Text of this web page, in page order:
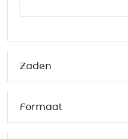
Zaden
Formaat